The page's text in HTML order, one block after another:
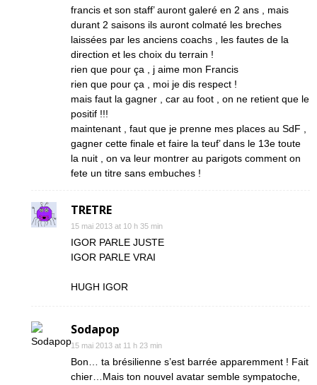
francis et son staff’ auront galeré en 2 ans , mais
durant 2 saisons ils auront colmaté les breches
laissées par les anciens coachs , les fautes de la
direction et les choix du terrain !
rien que pour ça , j aime mon Francis
rien que pour ça , moi je dis respect !
mais faut la gagner , car au foot , on ne retient que le
positif !!!
maintenant , faut que je prenne mes places au SdF ,
gagner cette finale et faire la teuf’ dans le 13e toute
la nuit , on va leur montrer au parigots comment on
fete un titre sans embuches !
TRETRE
15 mai 2013 at 10 h 35 min
IGOR PARLE JUSTE
IGOR PARLE VRAI
HUGH IGOR
Sodapop
15 mai 2013 at 11 h 23 min
Bon… ta brésilienne s’est barrée apparemment ! Fait
chier…Mais ton nouvel avatar semble sympatoche,